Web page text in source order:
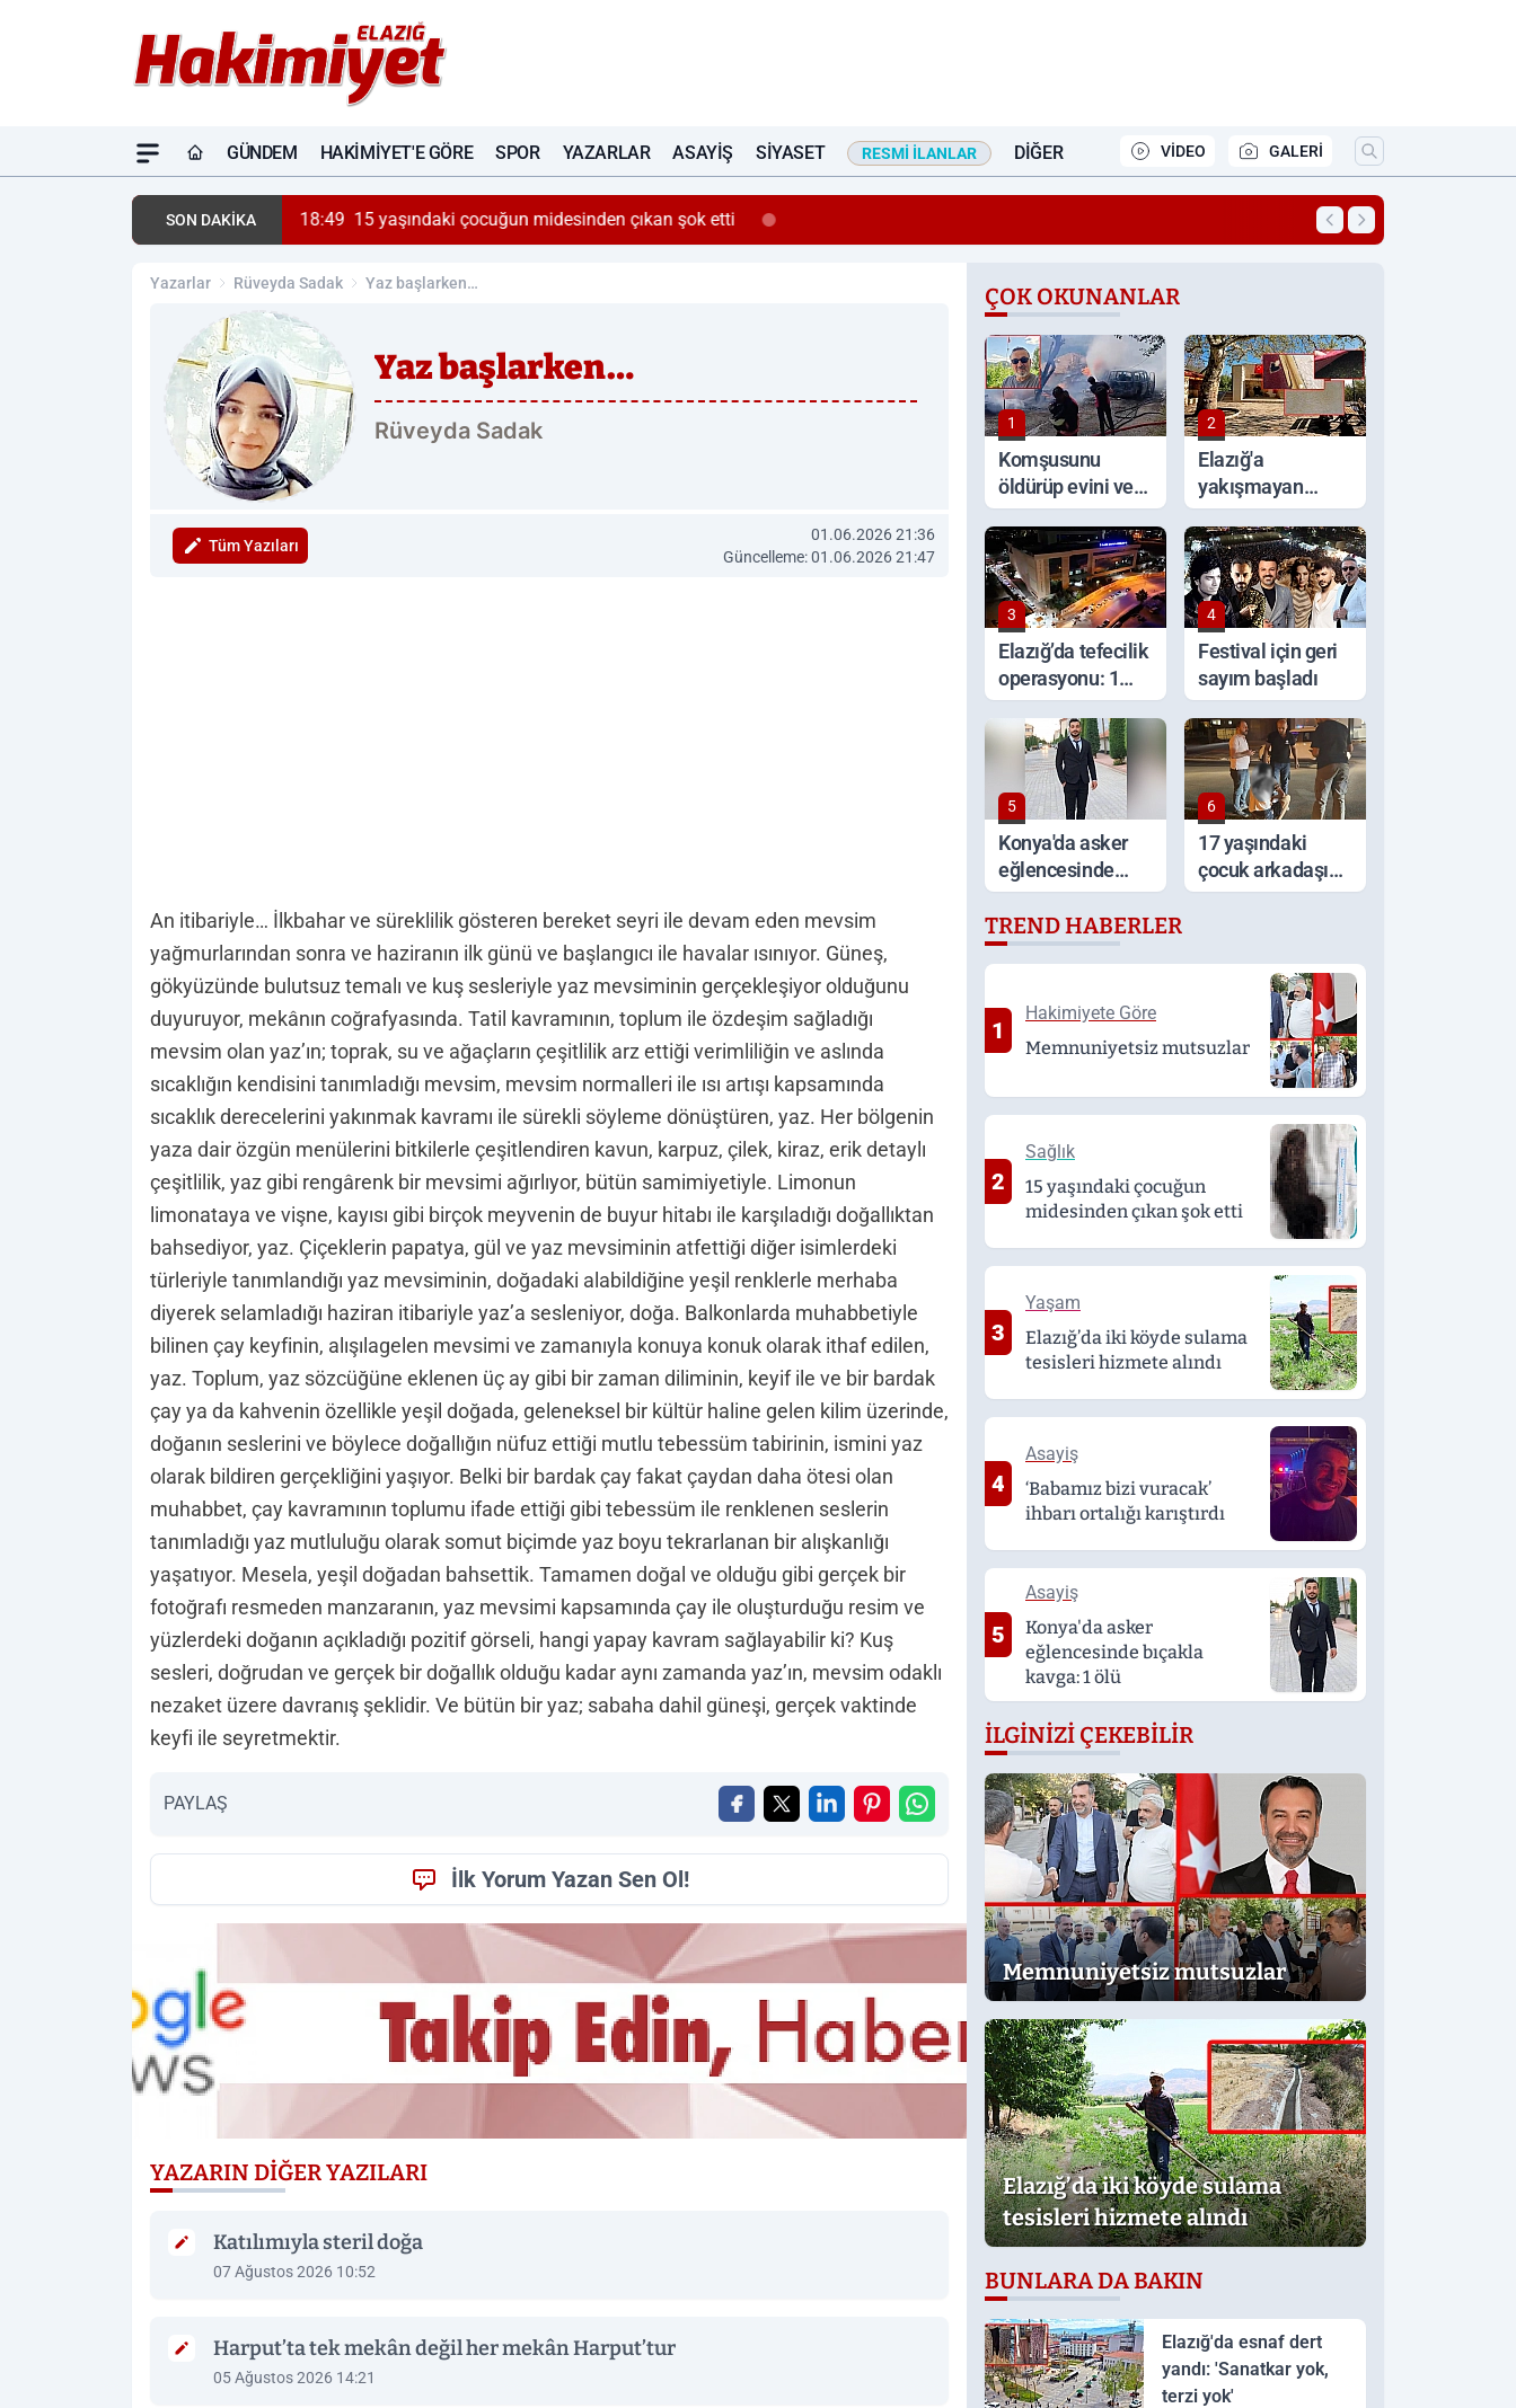
GÜNDEM HAKIMIYET'E GÖRE SPOR YAZARLAR ASAYIŞ SIYASET RESMI İLANLAR DIĞER VİDEO GALERİ
SON DAKİKA 18:49 15 yaşındaki çocuğun midesinden çıkan şok etti 18:09 Elazığ’da iki
Yazarlar Rüveyda Sadak Yaz başlarken…
Yaz başlarken…
Rüveyda Sadak
Tüm Yazıları
01.06.2026 21:36
Güncelleme: 01.06.2026 21:47
An itibariyle… İlkbahar ve süreklilik gösteren bereket seyri ile devam eden mevsim
yağmurlarından sonra ve haziranın ilk günü ve başlangıcı ile havalar ısınıyor. Güneş,
gökyüzünde bulutsuz temalı ve kuş sesleriyle yaz mevsiminin gerçekleşiyor olduğunu
duyuruyor, mekânın coğrafyasında. Tatil kavramının, toplum ile özdeşim sağladığı
mevsim olan yaz’ın; toprak, su ve ağaçların çeşitlilik arz ettiği verimliliğin ve aslında
sıcaklığın kendisini tanımladığı mevsim, mevsim normalleri ile ısı artışı kapsamında
sıcaklık derecelerini yakınmak kavramı ile sürekli söyleme dönüştüren, yaz. Her bölgenin
yaza dair özgün menülerini bitkilerle çeşitlendiren kavun, karpuz, çilek, kiraz, erik detaylı
çeşitlilik, yaz gibi rengârenk bir mevsimi ağırlıyor, bütün samimiyetiyle. Limonun
limonataya ve vişne, kayısı gibi birçok meyvenin de buyur hitabı ile karşıladığı doğallıktan
bahsediyor, yaz. Çiçeklerin papatya, gül ve yaz mevsiminin atfettiği diğer isimlerdeki
türleriyle tanımlandığı yaz mevsiminin, doğadaki alabildiğine yeşil renklerle merhaba
diyerek selamladığı haziran itibariyle yaz’a sesleniyor, doğa. Balkonlarda muhabbetiyle
bilinen çay keyfinin, alışılagelen mevsimi ve zamanıyla konuya konuk olarak ithaf edilen,
yaz. Toplum, yaz sözcüğüne eklenen üç ay gibi bir zaman diliminin, keyif ile ve bir bardak
çay ya da kahvenin özellikle yeşil doğada, geleneksel bir kültür haline gelen kilim üzerinde,
doğanın seslerini ve böylece doğallığın nüfuz ettiği mutlu tebessüm tabirinin, ismini yaz
olarak bildiren gerçekliğini yaşıyor. Belki bir bardak çay fakat çaydan daha ötesi olan
muhabbet, çay kavramının toplumu ifade ettiği gibi tebessüm ile renklenen seslerin
tanımladığı yaz mutluluğu olarak somut biçimde yaz boyu tekrarlanan bir alışkanlığı
yaşatıyor. Mesela, yeşil doğadan bahsettik. Tamamen doğal ve olduğu gibi gerçek bir
fotoğrafı resmeden manzaranın, yaz mevsimi kapsamında çay ile oluşturduğu resim ve
yüzlerdeki doğanın açıkladığı pozitif görseli, hangi yapay kavram sağlayabilir ki? Kuş
sesleri, doğrudan ve gerçek bir doğallık olduğu kadar aynı zamanda yaz’ın, mevsim odaklı
nezaket üzere davranış şeklidir. Ve bütün bir yaz; sabaha dahil güneşi, gerçek vaktinde
keyfi ile seyretmektir.
PAYLAŞ
İlk Yorum Yazan Sen Ol!
YAZARIN DIĞER YAZILARI
Katılımıyla steril doğa
07 Ağustos 2026 10:52
Harput’ta tek mekân değil her mekân Harput’tur
05 Ağustos 2026 14:21
ÇOK OKUNANLAR
1
Komşusunu
öldürüp evini ve
aracını ateşe
verdi
2
Elazığ'a
yakışmayan
görüntüler
3
Elazığ’da tefecilik
operasyonu: 1
Milyar TL'lik
vurgun, 6
tutuklama
4
Festival için geri
sayım başladı
5
Konya'da asker
eğlencesinde
bıçakla kavga: 1
ölü
6
17 yaşındaki
çocuk arkadaşı
tarafından
TREND HABERLER
1
Hakimiyete Göre
Memnuniyetsiz mutsuzlar
2
Sağlık
15 yaşındaki çocuğun
midesinden çıkan şok etti
3
Yaşam
Elazığ’da iki köyde sulama
tesisleri hizmete alındı
4
Asayiş
‘Babamız bizi vuracak’
ihbarı ortalığı karıştırdı
5
Asayiş
Konya'da asker
eğlencesinde bıçakla
kavga: 1 ölü
İLGINIZI ÇEKEBILIR
Memnuniyetsiz mutsuzlar
Elazığ’da iki köyde sulama
tesisleri hizmete alındı
BUNLARA DA BAKIN
Elazığ'da esnaf dert
yandı: 'Sanatkar yok,
terzi yok'